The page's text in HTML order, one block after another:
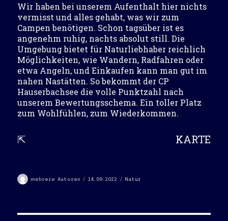
Wir haben bei unserem Aufenthalt hier nichts
vermisst und alles gehabt, was wir zum
Campen benötigen. Schon tagsüber ist es
angenehm ruhig, nachts absolut still. Die
Umgebung bietet für Naturliebhaber reichlich
Möglichkeiten, wie Wandern, Radfahren oder
etwa Angeln, und Einkaufen kann man gut im
nahen Nastätten. So bekommt der CP
Hauserbachsee die volle Punktzahl nach
unserem Bewertungsschema. Ein toller Platz
zum Wohlfühlen, zum Wiederkommen.
⇱ KARTE
Autor
mehrere Autoren
Veröffentlicht
14.09.2022 Kategorien
Natur